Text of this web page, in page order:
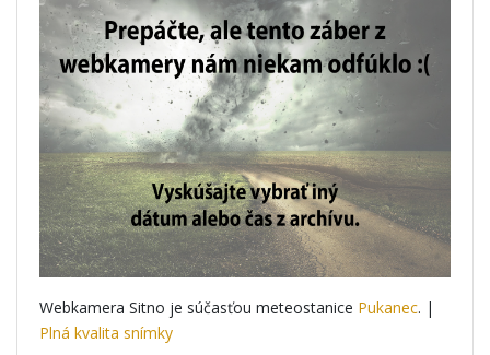
Webkamera Sitno je súčasťou meteostanice Pukanec. |
Plná kvalita snímky